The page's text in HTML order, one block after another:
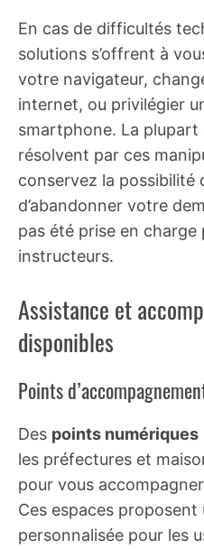
En cas de difficultés
solutions s’offrent à
votre navigateur,
internet, ou privilégier
smartphone. La plupart
résolvent par ces
conservez la possibilité
d’abandonner votre
pas été prise en charge
instructeurs.
Assistance et
disponibles
Points
Des points numériques
les préfectures et
pour vous
Ces espaces proposent
personnalisée pour les